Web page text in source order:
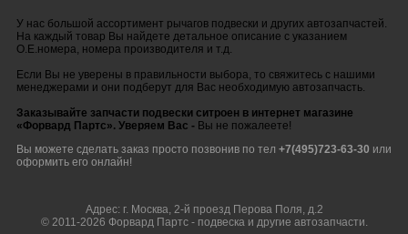
У нас большой ассортимент рычагов подвески и других автозапчастей.
На каждый товар Вы найдете детальное описание с указанием
O.E.номера, номера производителя и т.д.
Если Вы не уверены в правильности выбора, то свяжитесь с нашими
менеджерами и они подберут для Вас необходимую автозапчасть.
Заказывайте запчасти подвески ситроен в интернет магазине
«Форвард Партс». Уверяем Вас -Вы не пожалеете!
Вы можете сделать заказ просто позвонив по тел +7(495)723-63-30 или
оформить его онлайн!
Адрес: г. Москва, 2-й проезд Перова Поля, д.2
© 2011-2026 Форвард Партс - подвеска и другие автозапчасти.